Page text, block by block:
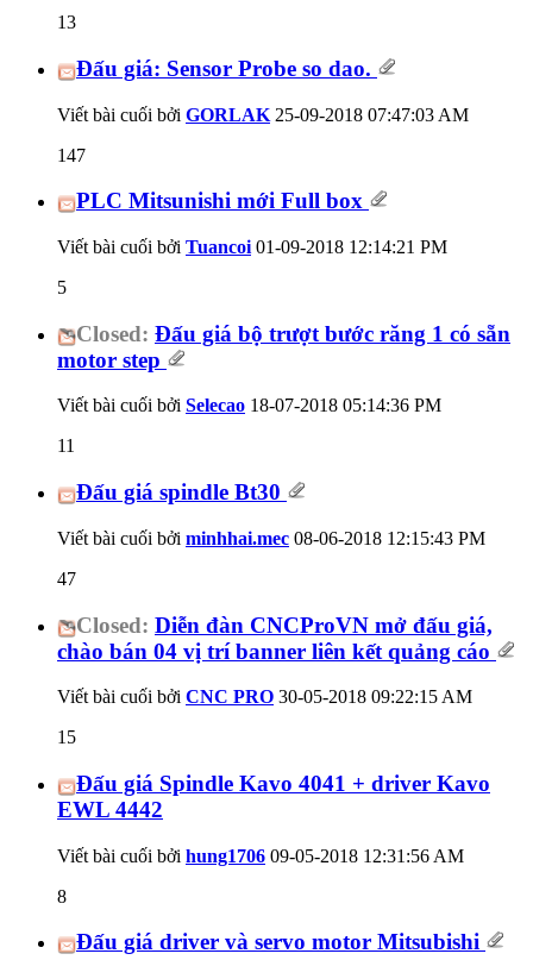
13
Đấu giá: Sensor Probe so dao.
Viết bài cuối bởi GORLAK 25-09-2018 07:47:03 AM
147
PLC Mitsunishi mới Full box
Viết bài cuối bởi Tuancoi 01-09-2018 12:14:21 PM
5
Closed: Đấu giá bộ trượt bước răng 1 có sẵn
motor step
Viết bài cuối bởi Selecao 18-07-2018 05:14:36 PM
11
Đấu giá spindle Bt30
Viết bài cuối bởi minhhai.mec 08-06-2018 12:15:43 PM
47
Closed: Diễn đàn CNCProVN mở đấu giá,
chào bán 04 vị trí banner liên kết quảng cáo
Viết bài cuối bởi CNC PRO 30-05-2018 09:22:15 AM
15
Đấu giá Spindle Kavo 4041 + driver Kavo
EWL 4442
Viết bài cuối bởi hung1706 09-05-2018 12:31:56 AM
8
Đấu giá driver và servo motor Mitsubishi